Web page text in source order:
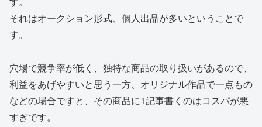
それはオークション形式、個人出品が多いということで
す。
穴場で競争率が低く、独特な商品の取り扱いがあるので、
利益をあげやすいと思う一方、オリジナル作品で一点もの
などの場合ですと、その商品に1記事書くのはコスパが悪
すぎです。